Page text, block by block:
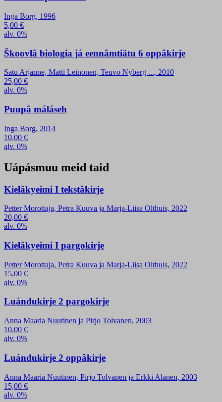
Inga Borg, 1996
5,00 €
alv. 0%
Škoovlâ biologia já eennâmtiätu 6 oppâkirje
Satu Arjanne, Matti Leinonen, Teuvo Nyberg ..., 2010
25,00 €
alv. 0%
Puupâ máláseh
Inga Borg, 2014
10,00 €
alv. 0%
Uápásmuu meid taid
Kielâkyeimi I tekstâkirje
Petter Morottaja, Petra Kuuva ja Marja-Liisa Olthuis, 2022
20,00 €
alv. 0%
Kielâkyeimi I pargokirje
Petter Morottaja, Petra Kuuva ja Marja-Liisa Olthuis, 2022
15,00 €
alv. 0%
Luándukirje 2 pargokirje
Anna Maaria Nuutinen ja Pirjo Tolvanen, 2003
10,00 €
alv. 0%
Luándukirje 2 oppâkirje
Anna Maaria Nuutinen, Pirjo Tolvanen ja Erkki Alanen, 2003
15,00 €
alv. 0%